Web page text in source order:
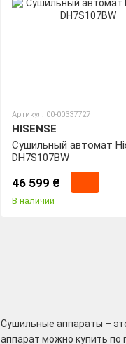
Сушильные аппараты –
аппарат можно купить по
Артикул: 00-00337727
HISENSE
Cушильный автомат
DH7S107BW
46 599 ₴
В наличии